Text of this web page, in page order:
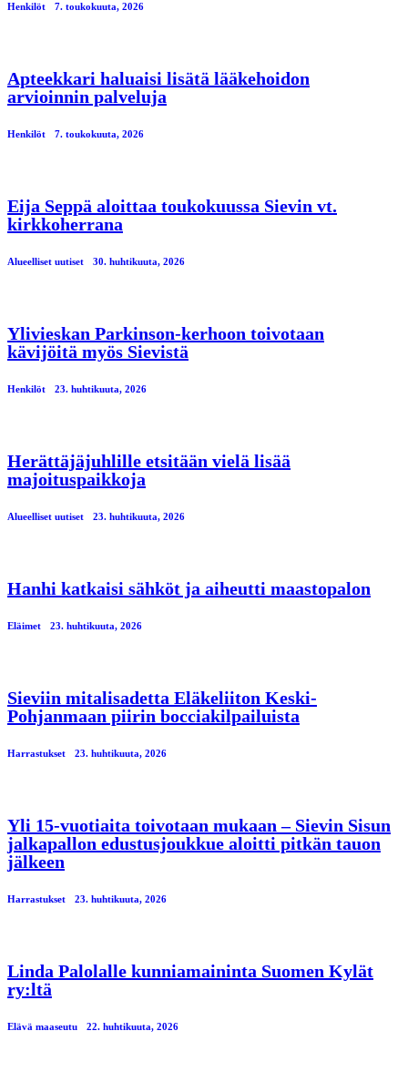
Henkilöt 7. toukokuuta, 2026
Apteekkari haluaisi lisätä lääkehoidon
arvioinnin palveluja
Henkilöt 7. toukokuuta, 2026
Eija Seppä aloittaa toukokuussa Sievin vt.
kirkkoherrana
Alueelliset uutiset 30. huhtikuuta, 2026
Ylivieskan Parkinson-kerhoon toivotaan
kävijöitä myös Sievistä
Henkilöt 23. huhtikuuta, 2026
Herättäjäjuhlille etsitään vielä lisää
majoituspaikkoja
Alueelliset uutiset 23. huhtikuuta, 2026
Hanhi katkaisi sähköt ja aiheutti maastopalon
Eläimet 23. huhtikuuta, 2026
Sieviin mitalisadetta Eläkeliiton Keski-
Pohjanmaan piirin bocciakilpailuista
Harrastukset 23. huhtikuuta, 2026
Yli 15-vuotiaita toivotaan mukaan – Sievin Sisun
jalkapallon edustusjoukkue aloitti pitkän tauon
jälkeen
Harrastukset 23. huhtikuuta, 2026
Linda Palolalle kunniamaininta Suomen Kylät
ry:ltä
Elävä maaseutu 22. huhtikuuta, 2026